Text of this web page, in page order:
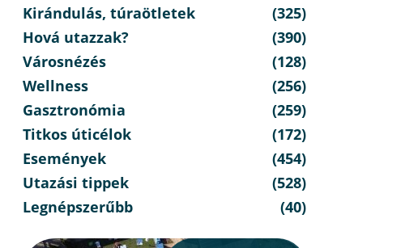
Kirándulás, túraötletek
(325)
Hová utazzak?
(390)
Városnézés
(128)
Wellness
(256)
Gasztronómia
(259)
Titkos úticélok
(172)
Események
(454)
Utazási tippek
(528)
Legnépszerűbb
(40)